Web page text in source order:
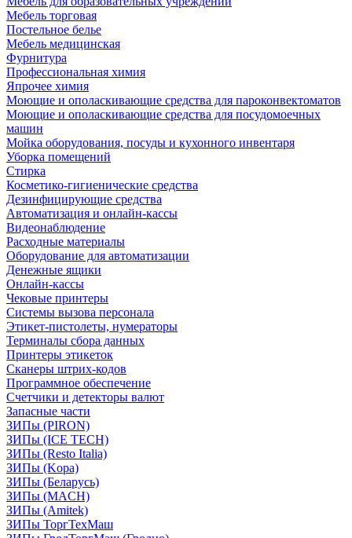
Мебель торговая
Постельное белье
Мебель медицинская
Фурнитура
Профессиональная химия
Япрочее химия
Моющие и ополаскивающие средства для пароконвектоматов
Моющие и ополаскивающие средства для посудомоечных
машин
Мойка оборудования, посуды и кухонного инвентаря
Уборка помещений
Стирка
Косметико-гигиенические средства
Дезинфицирующие средства
Автоматизация и онлайн-кассы
Видеонаблюдение
Расходные материалы
Оборудование для автоматизации
Денежные ящики
Онлайн-кассы
Чековые принтеры
Системы вызова персонала
Этикет-пистолеты, нумераторы
Терминалы сбора данных
Принтеры этикеток
Сканеры штрих-кодов
Программное обеспечение
Счетчики и детекторы валют
Запасные части
ЗИПы (PIRON)
ЗИПы (ICE TECH)
ЗИПы (Resto Italia)
ЗИПы (Kopa)
ЗИПы (Беларусь)
ЗИПы (MACH)
ЗИПы (Amitek)
ЗИПы ТоргТехМаш